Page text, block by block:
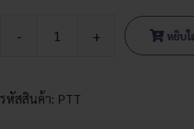
จำนวน
มัน
หยิบใ
รหัสสินค้า: PTT